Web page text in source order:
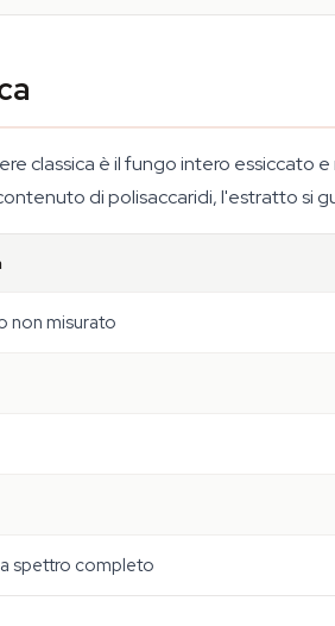
classica è il fungo intero essiccato
di polisaccaridi, l'estratto si
non misurato
spettro completo